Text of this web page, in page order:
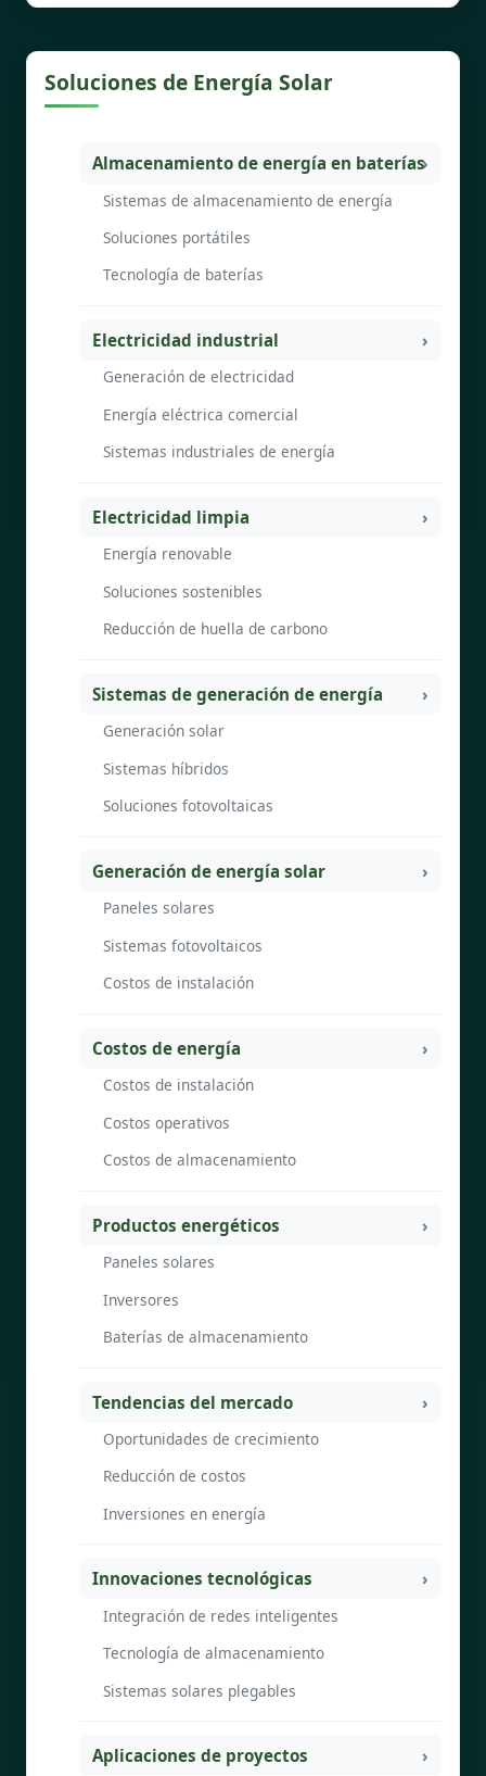
Soluciones de Energía Solar
Almacenamiento de energía en baterías
Sistemas de almacenamiento de energía
Soluciones portátiles
Tecnología de baterías
Electricidad industrial
Generación de electricidad
Energía eléctrica comercial
Sistemas industriales de energía
Electricidad limpia
Energía renovable
Soluciones sostenibles
Reducción de huella de carbono
Sistemas de generación de energía
Generación solar
Sistemas híbridos
Soluciones fotovoltaicas
Generación de energía solar
Paneles solares
Sistemas fotovoltaicos
Costos de instalación
Costos de energía
Costos de instalación
Costos operativos
Costos de almacenamiento
Productos energéticos
Paneles solares
Inversores
Baterías de almacenamiento
Tendencias del mercado
Oportunidades de crecimiento
Reducción de costos
Inversiones en energía
Innovaciones tecnológicas
Integración de redes inteligentes
Tecnología de almacenamiento
Sistemas solares plegables
Aplicaciones de proyectos